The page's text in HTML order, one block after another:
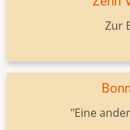
Zur
"Eine